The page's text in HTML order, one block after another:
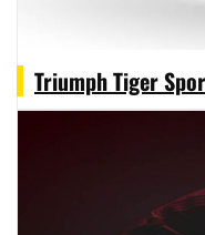
Triumph Tiger